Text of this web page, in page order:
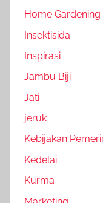
Home Gardening
Insektisida
Inspirasi
Jambu Biji
Jati
jeruk
Kebijakan
Kedelai
Kurma